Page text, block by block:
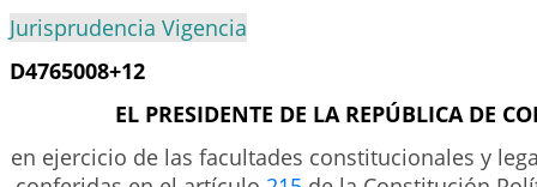
Jurisprudencia Vigencia
D4765008+12
EL PRESIDENTE DE LA REPÚBLICA DE
en ejercicio de las facultades constitucionales y